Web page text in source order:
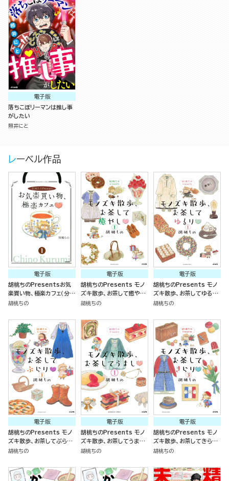
電子版
落ちこぼリーマンは推し事
がしたい
照井にと
レーベル作品
電子版
胡桃ちのPresentsお気
楽買い物、極楽カフェ（分冊
版）
胡桃ちの
電子版
胡桃ちのPresents モノ
ズキ散歩、お茶して癒やし
（分冊版）
胡桃ちの
電子版
胡桃ちのPresents モノ
ズキ散歩、お茶してゆるり
（分冊版）
胡桃ちの
電子版
胡桃ちのPresents モノ
ズキ散歩、お茶してぶらり
（分冊版）
胡桃ちの
電子版
胡桃ちのPresents モノ
ズキ散歩、お茶してうまし
（分冊版）
胡桃ちの
電子版
胡桃ちのPresents モノ
ズキ散歩、お茶してきらり
（分冊版）
胡桃ちの